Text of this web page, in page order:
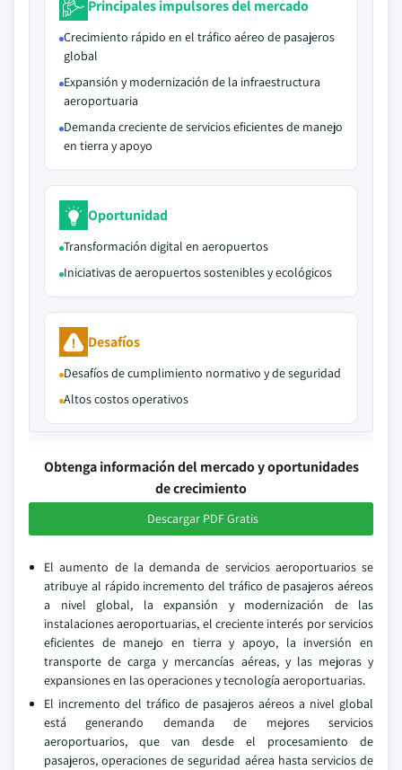
Principales impulsores del mercado
Crecimiento rápido en el tráfico aéreo de pasajeros
global
Expansión y modernización de la infraestructura
aeroportuaria
Demanda creciente de servicios eficientes de manejo
en tierra y apoyo
Oportunidad
Transformación digital en aeropuertos
Iniciativas de aeropuertos sostenibles y ecológicos
Desafíos
Desafíos de cumplimiento normativo y de seguridad
Altos costos operativos
Obtenga información del mercado y oportunidades
de crecimiento
Descargar PDF Gratis
El aumento de la demanda de servicios aeroportuarios se
atribuye al rápido incremento del tráfico de pasajeros aéreos
a nivel global, la expansión y modernización de las
instalaciones aeroportuarias, el creciente interés por servicios
eficientes de manejo en tierra y apoyo, la inversión en
transporte de carga y mercancías aéreas, y las mejoras y
expansiones en las operaciones y tecnología aeroportuarias.
El incremento del tráfico de pasajeros aéreos a nivel global
está generando demanda de mejores servicios
aeroportuarios, que van desde el procesamiento de
pasajeros, operaciones de seguridad aérea hasta servicios de